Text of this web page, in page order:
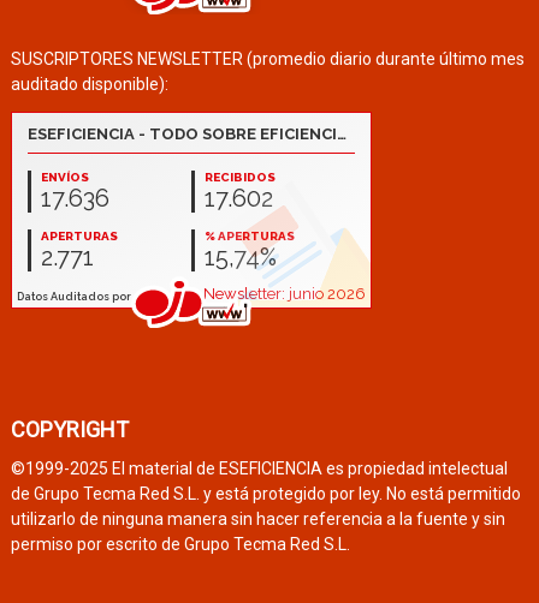
SUSCRIPTORES NEWSLETTER (promedio diario durante último mes
auditado disponible):
COPYRIGHT
©1999-2025 El material de ESEFICIENCIA es propiedad intelectual
de Grupo Tecma Red S.L. y está protegido por ley. No está permitido
utilizarlo de ninguna manera sin hacer referencia a la fuente y sin
permiso por escrito de Grupo Tecma Red S.L.